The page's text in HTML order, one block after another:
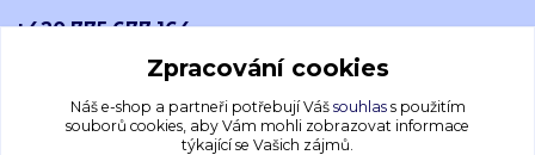
+420 775 677 164
emscreations.cz@gmail.com
Zpracování cookies
Náš e-shop a partneři potřebují Váš souhlass použitím
souborů cookies, aby Vám mohli zobrazovat informace
týkající se Vašich zájmů.